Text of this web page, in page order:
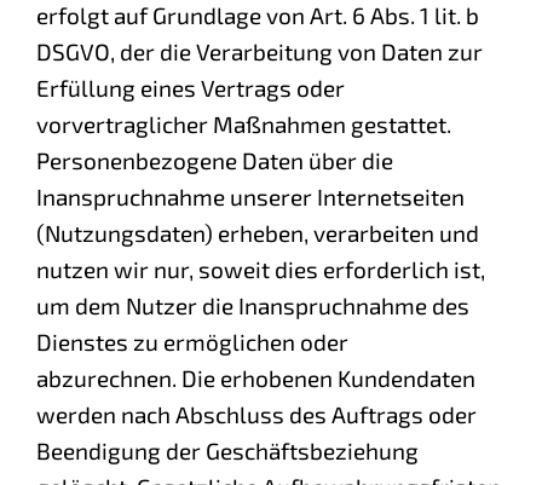
erfolgt auf Grundlage von Art. 6 Abs. 1 lit. b
DSGVO, der die Verarbeitung von Daten zur
Erfüllung eines Vertrags oder
vorvertraglicher Maßnahmen gestattet.
Personenbezogene Daten über die
Inanspruchnahme unserer Internetseiten
(Nutzungsdaten) erheben, verarbeiten und
nutzen wir nur, soweit dies erforderlich ist,
um dem Nutzer die Inanspruchnahme des
Dienstes zu ermöglichen oder
abzurechnen. Die erhobenen Kundendaten
werden nach Abschluss des Auftrags oder
Beendigung der Geschäftsbeziehung